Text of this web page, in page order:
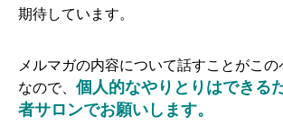
期待しています。
メルマガの内容について話すことがこ
なので、 個人的なやりとりはできる
者サロンでお願いします。